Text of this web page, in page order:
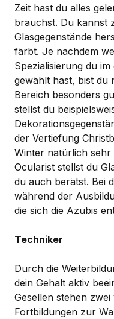
Zeit hast du alles
brauchst. Du kannst
Glasgegenstände
färbt. Je nachdem
Spezialisierung du
gewählt hast, bist du
Bereich besonders
stellst du
der Vertiefung
Winter natürlich
Ocularist stellst du
du auch berätst. Bei
während der
die sich die Azubis
Techniker
Durch die
dein Gehalt aktiv
Gesellen stehen
Fortbildungen zur